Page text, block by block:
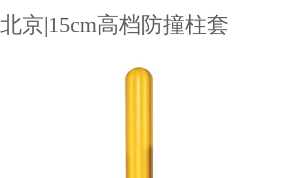
北京|15cm高档防撞柱套